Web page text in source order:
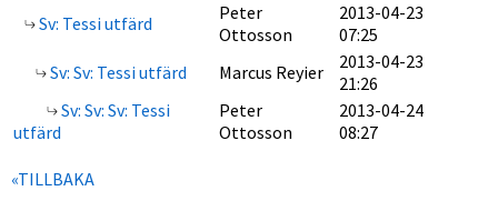
Sv: Tessi utfärd
Peter
Ottosson
2013-04-23
07:25
Sv: Sv: Tessi utfärd
Marcus Reyier
2013-04-23
21:26
Sv: Sv: Sv: Tessi
utfärd
Peter
Ottosson
2013-04-24
08:27
«TILLBAKA